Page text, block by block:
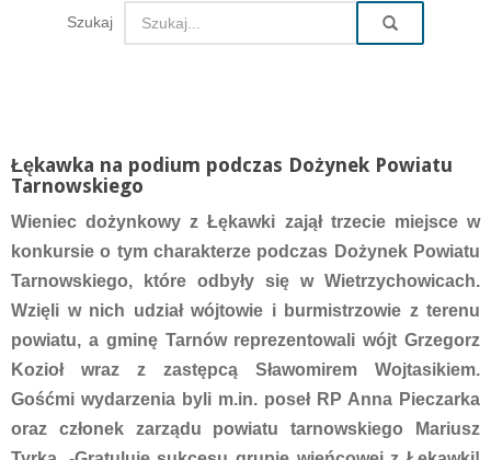
Szukaj
Łękawka na podium podczas Dożynek Powiatu
Tarnowskiego
Wieniec dożynkowy z Łękawki zajął trzecie miejsce w
konkursie o tym charakterze podczas Dożynek Powiatu
Tarnowskiego, które odbyły się w Wietrzychowicach.
Wzięli w nich udział wójtowie i burmistrzowie z terenu
powiatu, a gminę Tarnów reprezentowali wójt Grzegorz
Kozioł wraz z zastępcą Sławomirem Wojtasikiem.
Gośćmi wydarzenia byli m.in. poseł RP Anna Pieczarka
oraz członek zarządu powiatu tarnowskiego Mariusz